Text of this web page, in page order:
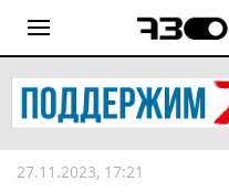
27.11.2023, 17:21